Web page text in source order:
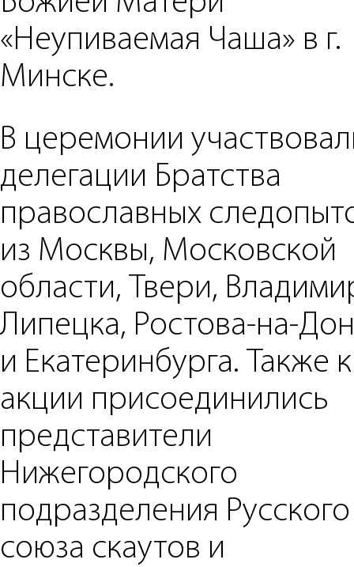
«Неупиваемая Чаша» в г.
Минске.
В церемонии
делегации Братства
православных
из Москвы, Московской
области, Твери,
Липецка, Ростова-на-
и Екатеринбурга. Также к
акции присоединились
представители
Нижегородского
подразделения Русского
союза скаутов и